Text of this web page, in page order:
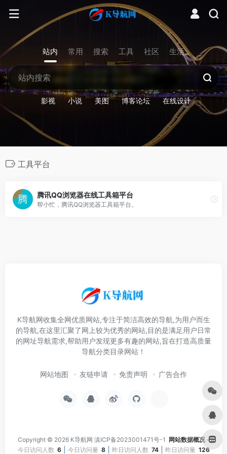
站内 常用 搜索 工具 社区 生活
影视 小说 美图 博客论坛 在线设计
工具平台
腾讯QQ浏览器在线工具箱平台
帮小忙，腾讯QQ浏览器工具箱平台。
K导航网收集全网优质网站,专注于简洁高效的导航,为用户而生
的导航,在这里汇聚了网上较为优秀的网站,目的是满足用户日常
的网址导航需求,帮助用户发现更多有趣的网站,旨在打造高质量
导航分类目录网站！
网站地图 友链申请 免责声明 广告合作
Copyright © 2026 K导航网 滇ICP备2023001471号-1 网站数据概况 -
今日访问人数 6 今日访问量 8 昨日访问人数 74 昨日访问量 126